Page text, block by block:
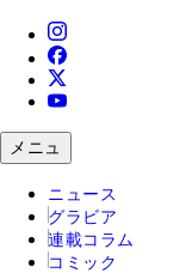
メニュ
ニュース
グラビア
連載コラム
コミック